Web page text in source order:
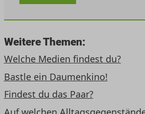
Weitere Themen:
Welche Medien findest du?
Bastle ein Daumenkino!
Findest du das Paar?